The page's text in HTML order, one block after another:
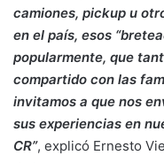
camiones, pickup u
en el país, esos
popularmente, que
compartido con las
invitamos a que nos
sus experiencias en
CR”, explicó Ernesto